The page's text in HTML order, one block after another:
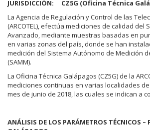
JURISDICCIÓN: CZ5G (Oficina Técnica
La Agencia de Regulación y Control de las
(ARCOTEL), efectúa mediciones de calidad del
Avanzado, mediante muestras basadas en
en varias zonas del país, donde se han
medición del Sistema Autónomo de Medición
(SAMM).
La Oficina Técnica Galápagos (CZ5G) de la
mediciones continuas en varias localidades
mes de junio de 2018, las cuales se indican a
ANÁLISIS DE LOS PARÁMETROS TÉCNICOS –